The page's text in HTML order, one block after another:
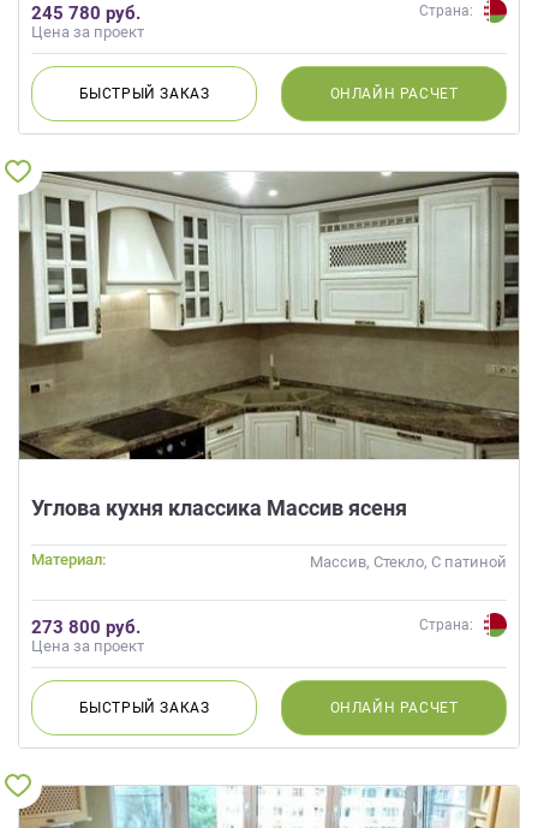
245 780 руб.
Цена за проект
Страна:
БЫСТРЫЙЗАКАЗ ОНЛАЙН РАСЧЕТ
Углова кухня классика Массив ясеня
Материал: Массив, Стекло, С патиной
273 800 руб.
Цена за проект
Страна:
БЫСТРЫЙЗАКАЗ ОНЛАЙН РАСЧЕТ